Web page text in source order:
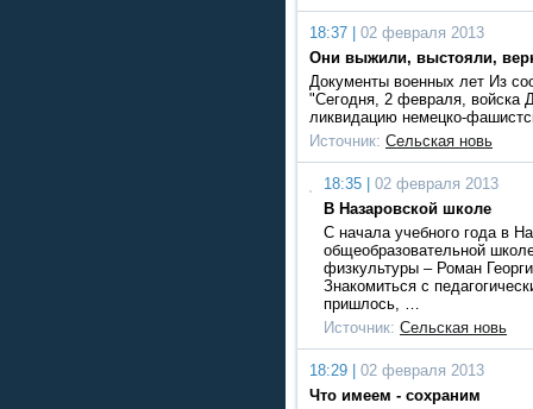
18:37 |
02 февраля 2013
Они выжили, выстояли,
Документы военных лет Из
"Сегодня, 2 февраля, войска
ликвидацию немецко-
Источник: Сельская новь
18:35 |
02 февраля 2013
В Назаровской школе
С начала учебного года в
общеобразовательной
физкультуры – Роман
Знакомиться с
пришлось, …
Источник: Сельская новь
18:29 |
02 февраля 2013
Что имеем - сохраним